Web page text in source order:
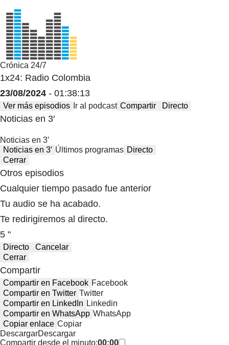
Crónica 24/7
1x24: Radio Colombia
23/08/2024 - 01:38:13
Ver más episodios Ir al podcast Compartir Directo
Noticias en 3′
Noticias en 3′
Noticias en 3′ Últimos programas Directo
Cerrar
Otros episodios
Cualquier tiempo pasado fue anterior
Tu audio se ha acabado.
Te redirigiremos al directo.
5 "
Directo
Cancelar
Cerrar
Compartir
Compartir en Facebook Facebook
Compartir en Twitter Twitter
Compartir en LinkedIn Linkedin
Compartir en WhatsApp WhatsApp
Copiar enlace Copiar
DescargarDescargar
Compartir desde el minuto:00:00